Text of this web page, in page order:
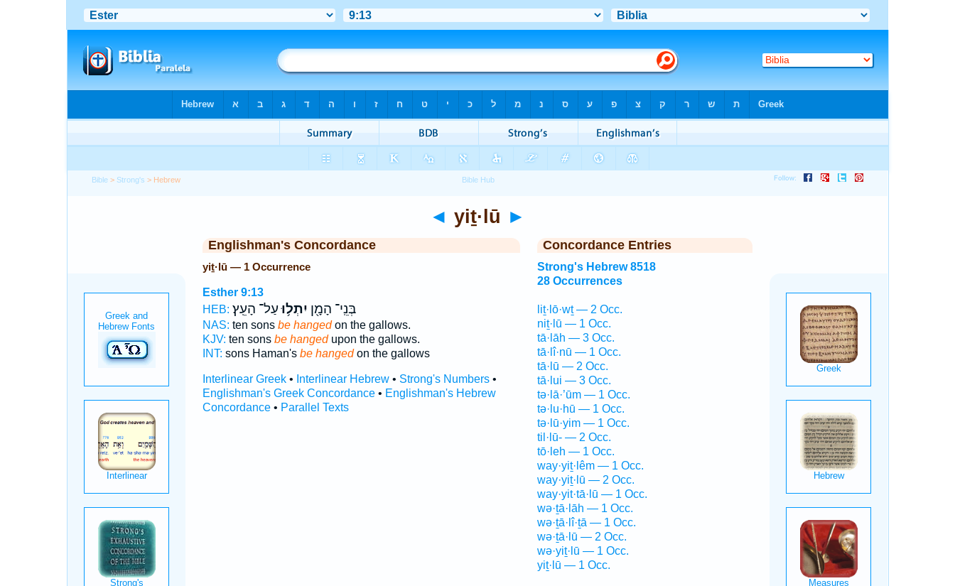
Bible > Strong's > Hebrew
◄ yiṯ·lū ►
Englishman's Concordance
yiṯ·lū — 1 Occurrence
Esther 9:13
HEB:
בְּנֵֽי־ הָמָ֖ן יִתְל֥וּעַל־ הָעֵֽץ׃
NAS: ten sons be hangedon the gallows.
KJV: ten sons be hangedupon the gallows.
INT: sons Haman's be hangedon the gallows
Interlinear Greek• Interlinear Hebrew• Strong's Numbers•
Englishman's Greek Concordance• Englishman's Hebrew
Concordance• Parallel Texts
Concordance Entries
Strong's Hebrew 8518
28 Occurrences
liṯ·lō·wṯ — 2 Occ.
niṯ·lū — 1 Occ.
tā·lāh — 3 Occ.
tā·lî·nū — 1 Occ.
tā·lū — 2 Occ.
tā·lui — 3 Occ.
tə·lā·’ūm — 1 Occ.
tə·lu·hū — 1 Occ.
tə·lū·yim — 1 Occ.
til·lū- — 2 Occ.
tō·leh — 1 Occ.
way·yiṯ·lêm — 1 Occ.
way·yiṯ·lū — 2 Occ.
way·yit·tā·lū — 1 Occ.
wə·ṯā·lāh — 1 Occ.
wə·ṯā·lî·ṯā — 1 Occ.
wə·ṯā·lū — 2 Occ.
wə·yiṯ·lū — 1 Occ.
yiṯ·lū — 1 Occ.